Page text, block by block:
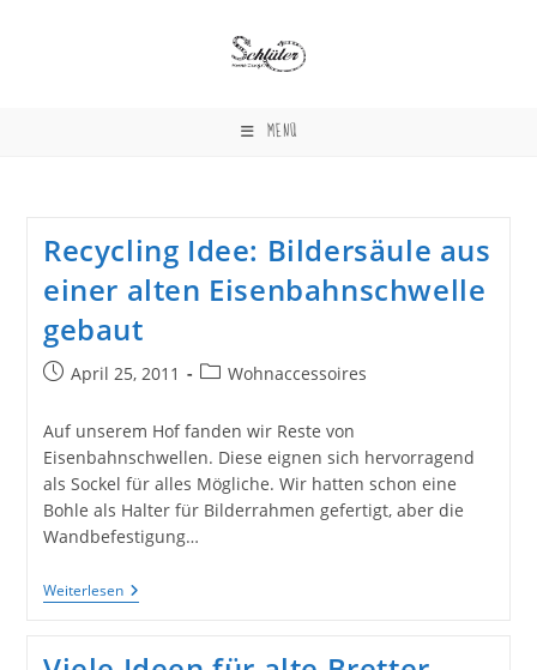
MENÜ
Recycling Idee: Bildersäule aus
einer alten Eisenbahnschwelle
gebaut
BeitragApril 25, 2011
Beitrags-
Wohnaccessoires
Auf unserem Hof fanden wir Reste von
Eisenbahnschwellen. Diese eignen sich hervorragend
als Sockel für alles Mögliche. Wir hatten schon eine
Bohle als Halter für Bilderrahmen gefertigt, aber die
Wandbefestigung…
WeiterlesenRecycling
Idee: